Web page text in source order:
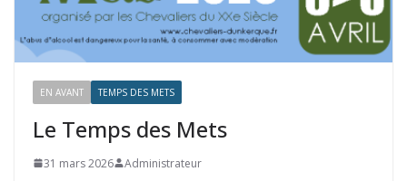
EN AVANT TEMPS DES METS
Le Temps des Mets
31 mars 2026 Administrateur